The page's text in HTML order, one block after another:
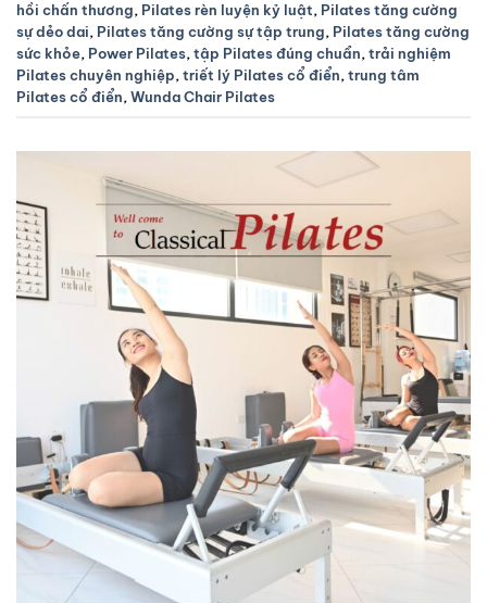
hồi chấn thương, Pilates rèn luyện kỷ luật, Pilates tăng cường
sự dẻo dai, Pilates tăng cường sự tập trung, Pilates tăng cường
sức khỏe, Power Pilates,tập Pilates đúng chuẩn,trải nghiệm
Pilates chuyên nghiệp,triết lý Pilates cổ điển,trung tâm
Pilates cổ điển,Wunda Chair Pilates